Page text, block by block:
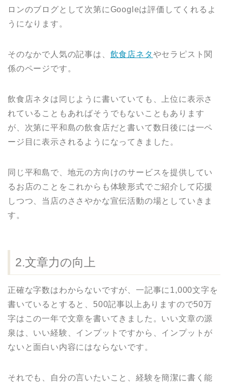
ロンのブログとして次第にGoogleは評価してくれるよ
うになります。
そのなかで人気の記事は、 飲食店ネタやセラピスト関
係のページです。
飲食店ネタは同じように書いていても、上位に表示さ
れていることもあればそうでもないこともあります
が、次第に平和島の飲食店だと書いて数日後には一ペ
ージ目に表示されるようになってきました。
同じ平和島で、地元の方向けのサービスを提供してい
るお店のことをこれからも体験形式でご紹介して応援
しつつ、当店のささやかな宣伝活動の場としていきま
す。
2.文章力の向上
正確な字数はわからないですが、一記事に1,000文字を
書いているとすると、500記事以上ありますので50万
字はこの一年で文章を書いてきました。いい文章の源
泉は、いい経験、インプットですから、インプットが
ないと面白い内容にはならないです。
それでも、自分の言いたいこと、経験を簡潔に書く能